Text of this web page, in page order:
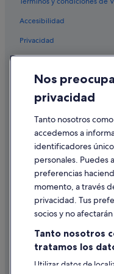
Hoteles con gimnasio en
Hoteles de golf en O Grove
Hoteles que aceptan
Casas de campo en O
Casas rurales en O Grove
Hoteles con todo
Campings de caravanas
O Grove hoteles
Pensiones en Isla de La
Hoteles en la playa en O
Hoteles históricos en Isla
Hoteles con spa en O
Accesibilidad
Privacidad
Condiciones de uso
Información legal/contacto
Pautas sobre el contenido
Ayuda
Cancelar un vuelo
Cancelar una reserva de
Utilizar un cupón de Expedia
Documentos para viajes
Nos
privacidad
Tanto nosotros
accedemos a
identificadores
personales. Puedes
preferencias
momento, a través
privacidad. Tus
socios y no
Tanto nosotros
tratamos los
Utilizar datos de